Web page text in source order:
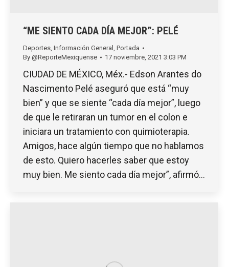
“ME SIENTO CADA DÍA MEJOR”: PELÉ
Deportes, Información General , Portada
By @ReporteMexiquense 17 noviembre, 2021 3:03 PM
CIUDAD DE MÉXICO, Méx.- Edson Arantes do
Nascimento Pelé aseguró que está “muy
bien” y que se siente “cada día mejor”, luego
de que le retiraran un tumor en el colon e
iniciara un tratamiento con quimioterapia.
Amigos, hace algún tiempo que no hablamos
de esto. Quiero hacerles saber que estoy
muy bien. Me siento cada día mejor”, afirmó…